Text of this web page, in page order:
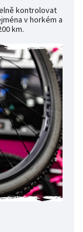
kontrolovat
v horkém a
km.